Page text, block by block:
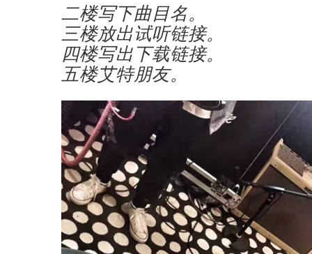
二楼写下曲目名。
三楼放出试听链接。
四楼写出下载链接。
五楼艾特朋友。